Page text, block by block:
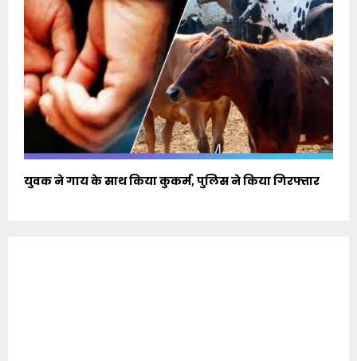
युवक ने गाय के साथ किया कुकर्म, पुलिस ने किया गिरफ्तार